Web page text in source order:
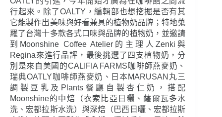
行起來。除了OALTY，編輯部也想挖掘是否有其
它能製作出美味與好看兼具的植物奶品牌；特地蒐
羅了台灣十多款各式口味與品牌的植物奶，並邀請
到Moonshine Coffee Atelier的主理人Zenki與
Regina來進行品評，最後挑選了四支植物奶，分
別是來自美國的CALIFIA FARMS咖啡師燕麥奶、
瑞典OATLY咖啡師燕麥奶、日本MARUSAN丸三
調製豆乳及Plants餐廳自製杏仁奶，搭配
Moonshine的中焙（衣索比亞日曬、薩爾瓦多水
洗、宏都拉斯水洗）與深焙（巴西日曬、宏都拉斯